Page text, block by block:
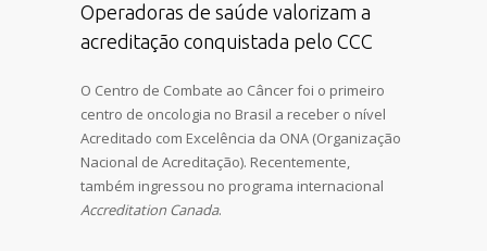
Operadoras de saúde valorizam a
acreditação conquistada pelo CCC
O Centro de Combate ao Câncer foi o primeiro
centro de oncologia no Brasil a receber o nível
Acreditado com Excelência da ONA (Organização
Nacional de Acreditação). Recentemente,
também ingressou no programa internacional
Accreditation Canada.